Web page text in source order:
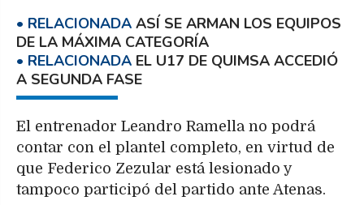
ASÍ SE ARMAN LOS EQUIPOS
DE LA MÁXIMA CATEGORÍA
EL U17 DE QUIMSA ACCEDIÓ
A SEGUNDA FASE
El entrenador Leandro Ramella no podrá
contar con el plantel completo, en virtud de
que Federico Zezular está lesionado y
tampoco participó del partido ante Atenas.